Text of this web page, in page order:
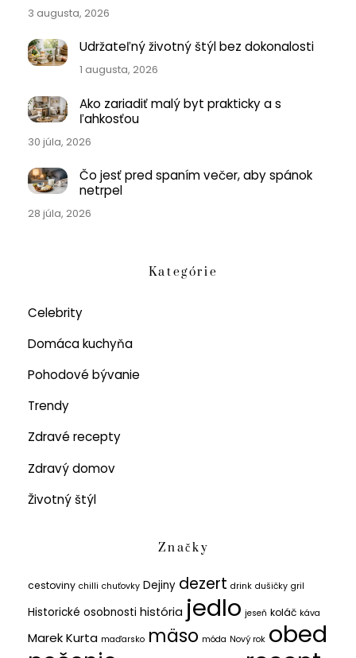
3 augusta, 2026
Udržateľný životný štýl bez dokonalosti
1 augusta, 2026
Ako zariadiť malý byt prakticky a s
ľahkosťou
30 júla, 2026
Čo jesť pred spaním večer, aby spánok
netrpel
28 júla, 2026
Kategórie
Celebrity
Domáca kuchyňa
Pohodové bývanie
Trendy
Zdravé recepty
Zdravý domov
Životný štýl
Značky
cestoviny chilli chuťovky Dejiny dezert drink dušičky gril
Historické osobnosti história jedlo jeseň koláč káva
Marek Kurta maďarsko mäso móda Nový rok obed